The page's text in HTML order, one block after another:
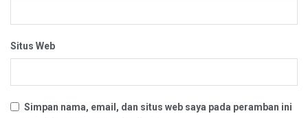
Situs Web
Simpan nama, email, dan situs web saya pada peramban ini